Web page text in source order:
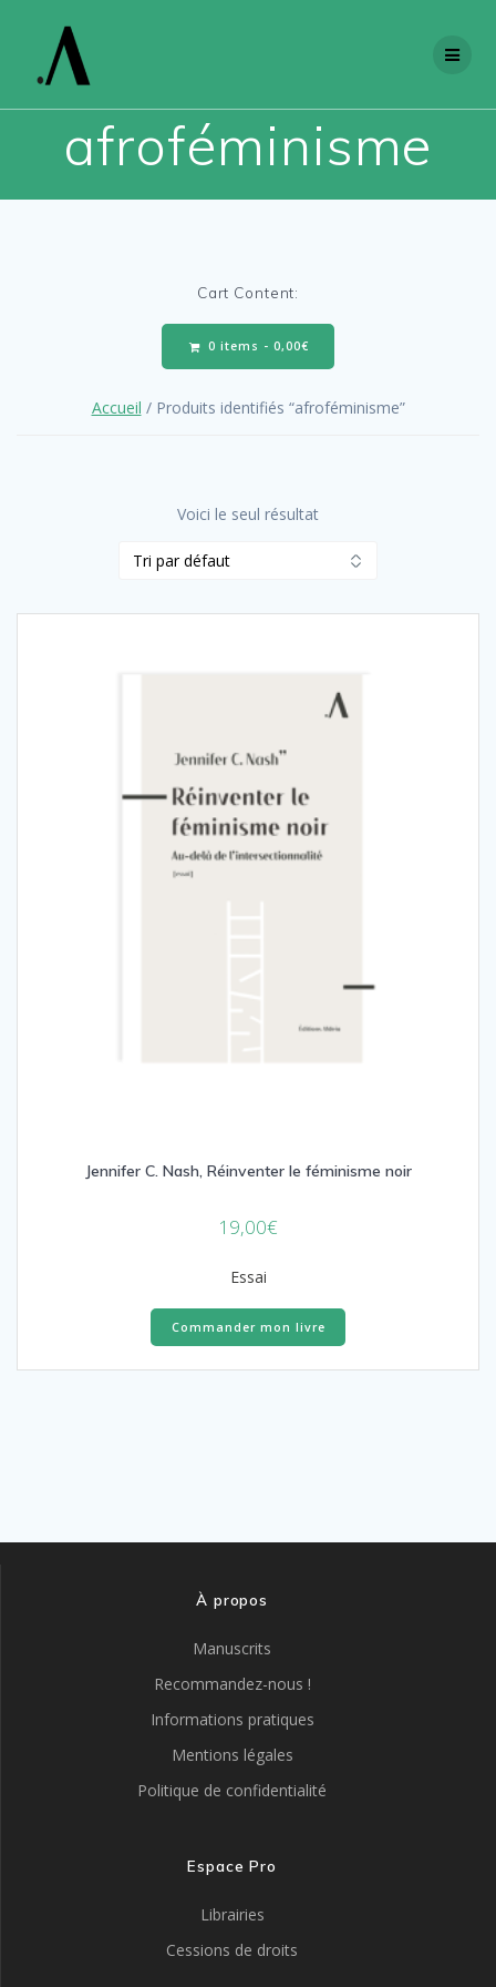
afroféminisme
Cart Content:
0 items - 0,00€
Accueil / Produits identifiés “afroféminisme”
Voici le seul résultat
Jennifer C. Nash, Réinventer le féminisme noir
19,00€
Essai
Commander mon livre
À propos
Manuscrits
Recommandez-nous !
Informations pratiques
Mentions légales
Politique de confidentialité
Espace Pro
Librairies
Cessions de droits